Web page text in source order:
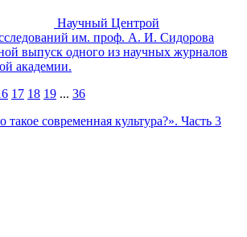
Научный Центрой
им. проф. А. И. Сидорова
выпуск одного из научных журналов
академии.
17 18 19 ... 36
такое современная культура?». Часть 3